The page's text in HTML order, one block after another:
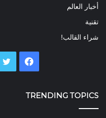
أخبار العالم
تقنية
شراء القالب!
فيسبوك
TRENDING TOPICS